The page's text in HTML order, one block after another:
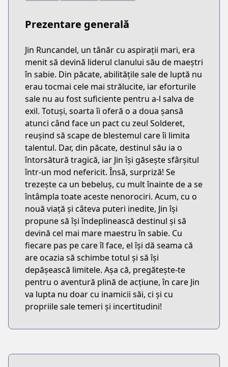
Prezentare generală
Jin Runcandel, un tânăr cu aspirații mari, era
menit să devină liderul clanului său de maeștri
în sabie. Din păcate, abilitățile sale de luptă nu
erau tocmai cele mai strălucite, iar eforturile
sale nu au fost suficiente pentru a-l salva de
exil. Totuși, soarta îi oferă o a doua șansă
atunci când face un pact cu zeul Solderet,
reușind să scape de blestemul care îi limita
talentul. Dar, din păcate, destinul său ia o
întorsătură tragică, iar Jin își găsește sfârșitul
într-un mod nefericit. Însă, surpriză! Se
trezește ca un bebeluș, cu mult înainte de a se
întâmpla toate aceste nenorociri. Acum, cu o
nouă viață și câteva puteri inedite, Jin își
propune să își îndeplinească destinul și să
devină cel mai mare maestru în sabie. Cu
fiecare pas pe care îl face, el își dă seama că
are ocazia să schimbe totul și să își
depășească limitele. Așa că, pregătește-te
pentru o aventură plină de acțiune, în care Jin
va lupta nu doar cu inamicii săi, ci și cu
propriile sale temeri și incertitudini!